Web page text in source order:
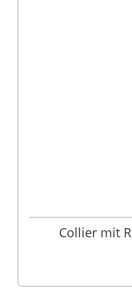
Collier mit